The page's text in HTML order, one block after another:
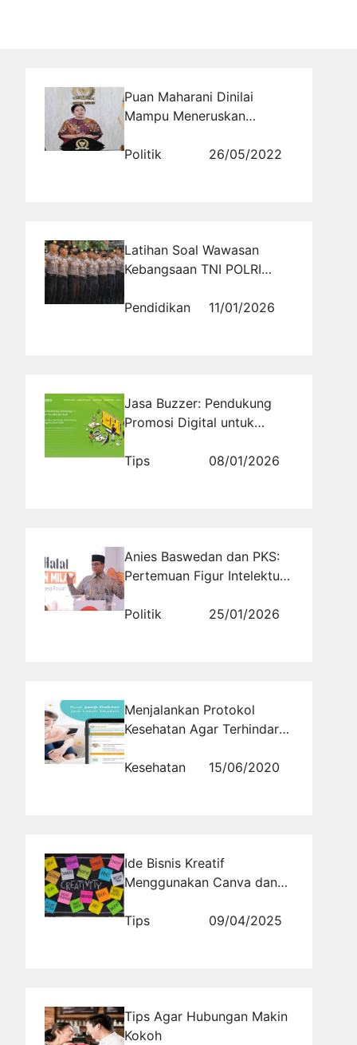
Puan Maharani Dinilai
Mampu Meneruskan
Pemerintah Jokowi
Politik 26/05/2022
Latihan Soal Wawasan
Kebangsaan TNI POLRI
Nasionalisme dan
Pendidikan 11/01/2026
Jasa Buzzer: Pendukung
Promosi Digital untuk
dan Interaksi
Tips 08/01/2026
Anies Baswedan dan PKS:
Pertemuan Figur Intelektual
Modern
Politik 25/01/2026
Menjalankan Protokol
Kesehatan Agar Terhindar
Penyakit Lebih Mudah
Kesehatan 15/06/2020
Ide Bisnis Kreatif
Menggunakan Canva dan
Tips
09/04/2025
Tips Agar Hubungan Makin
Kokoh